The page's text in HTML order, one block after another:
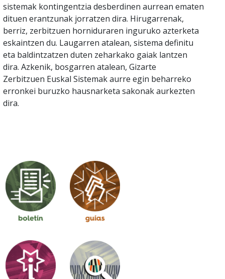
sistemak kontingentzia desberdinen aurrean ematen
dituen erantzunak jorratzen dira. Hirugarrenak,
berriz, zerbitzuen horniduraren inguruko azterketa
eskaintzen du. Laugarren atalean, sistema definitu
eta baldintzatzen duten zeharkako gaiak lantzen
dira. Azkenik, bosgarren atalean, Gizarte
Zerbitzuen Euskal Sistemak aurre egin beharreko
erronkei buruzko hausnarketa sakonak aurkezten
dira.